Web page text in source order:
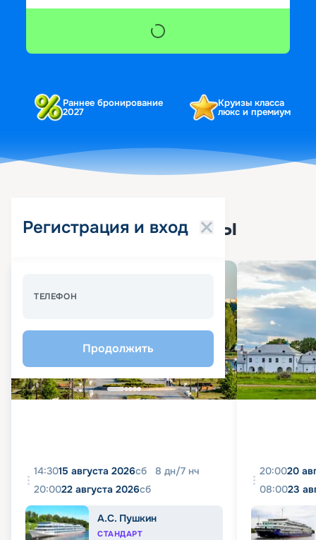
Раннее бронирование
2027
Круизы класса
люкс и премиум
Регистрация и вход
ТЕЛЕФОН
Продолжить
Популярные круизы
14:3015 августа 2026сб 8 дн/7 нч
20:0022 августа 2026сб
А.С. Пушкин
СТАНДАРТ
20:0020
08:0023